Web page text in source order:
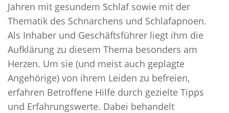
Jahren mit gesundem Schlaf sowie mit der
Thematik des Schnarchens und Schlafapnoen.
Als Inhaber und Geschäftsführer liegt ihm die
Aufklärung zu diesem Thema besonders am
Herzen. Um sie (und meist auch geplagte
Angehörige) von ihrem Leiden zu befreien,
erfahren Betroffene Hilfe durch gezielte Tipps
und Erfahrungswerte. Dabei behandelt